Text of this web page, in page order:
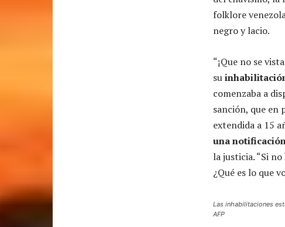
folklore
negro y lacio.
“¡Que no se
su
comenzaba a
sanción, que en
extendida a 15
una
la justicia. “Si
¿Qué es lo que
Las inhabilitaciones
AFP